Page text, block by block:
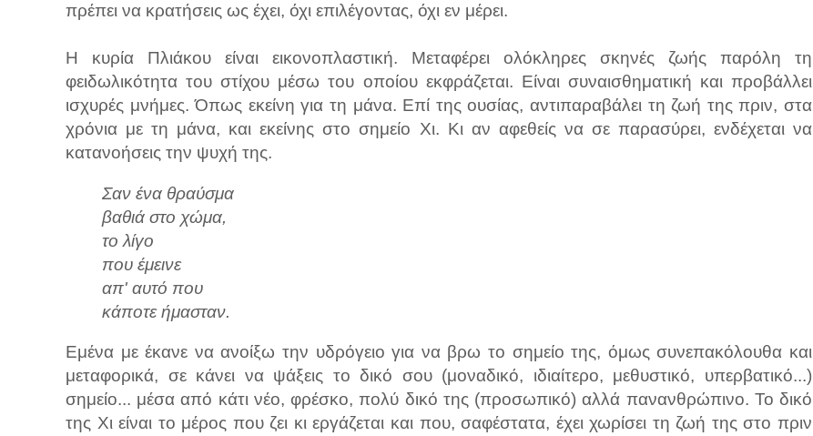
πρέπει να κρατήσεις ως έχει, όχι επιλέγοντας, όχι εν μέρει.
Η κυρία Πλιάκου είναι εικονοπλαστική. Μεταφέρει ολόκληρες σκηνές ζωής παρόλη τη
φειδωλικότητα του στίχου μέσω του οποίου εκφράζεται. Είναι συναισθηματική και προβάλλει
ισχυρές μνήμες. Όπως εκείνη για τη μάνα. Επί της ουσίας, αντιπαραβάλει τη ζωή της πριν, στα
χρόνια με τη μάνα, και εκείνης στο σημείο Χι. Κι αν αφεθείς να σε παρασύρει, ενδέχεται να
κατανοήσεις την ψυχή της.
Σαν ένα θραύσμα
βαθιά στο χώμα,
το λίγο
που έμεινε
απ' αυτό που
κάποτε ήμασταν.
Εμένα με έκανε να ανοίξω την υδρόγειο για να βρω το σημείο της, όμως συνεπακόλουθα και
μεταφορικά, σε κάνει να ψάξεις το δικό σου (μοναδικό, ιδιαίτερο, μεθυστικό, υπερβατικό...)
σημείο... μέσα από κάτι νέο, φρέσκο, πολύ δικό της (προσωπικό) αλλά πανανθρώπινο. Το δικό
της Χι είναι το μέρος που ζει κι εργάζεται και που, σαφέστατα, έχει χωρίσει τη ζωή της στο πριν